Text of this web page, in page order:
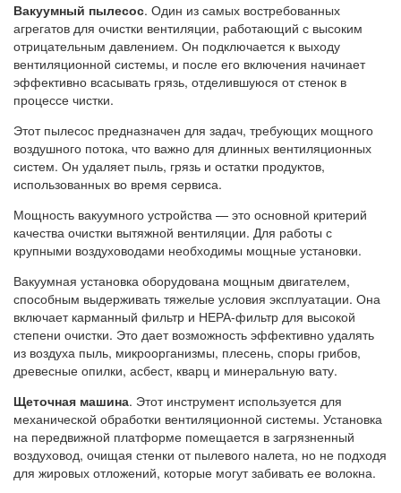
Вакуумный пылесос. Один из самых востребованных
агрегатов для очистки вентиляции, работающий с высоким
отрицательным давлением. Он подключается к выходу
вентиляционной системы, и после его включения начинает
эффективно всасывать грязь, отделившуюся от стенок в
процессе чистки.
Этот пылесос предназначен для задач, требующих мощного
воздушного потока, что важно для длинных вентиляционных
систем. Он удаляет пыль, грязь и остатки продуктов,
использованных во время сервиса.
Мощность вакуумного устройства — это основной критерий
качества очистки вытяжной вентиляции. Для работы с
крупными воздуховодами необходимы мощные установки.
Вакуумная установка оборудована мощным двигателем,
способным выдерживать тяжелые условия эксплуатации. Она
включает карманный фильтр и НЕРА-фильтр для высокой
степени очистки. Это дает возможность эффективно удалять
из воздуха пыль, микроорганизмы, плесень, споры грибов,
древесные опилки, асбест, кварц и минеральную вату.
Щеточная машина. Этот инструмент используется для
механической обработки вентиляционной системы. Установка
на передвижной платформе помещается в загрязненный
воздуховод, очищая стенки от пылевого налета, но не подходя
для жировых отложений, которые могут забивать ее волокна.